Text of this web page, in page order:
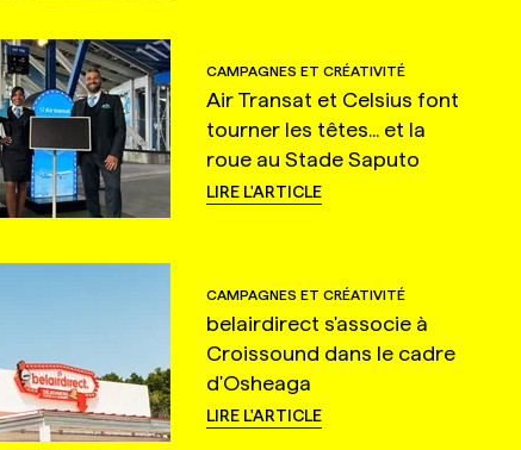
CAMPAGNES ET CRÉATIVITÉ
Air Transat et Celsius font
tourner les têtes... et la
roue au Stade Saputo
LIRE L'ARTICLE
CAMPAGNES ET CRÉATIVITÉ
belairdirect s'associe à
Croissound dans le cadre
d'Osheaga
LIRE L'ARTICLE